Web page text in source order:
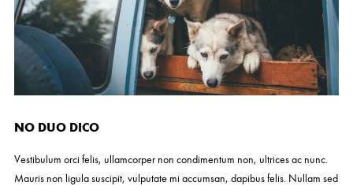
NO DUO DICO
Vestibulum orci felis, ullamcorper non condimentum non, ultrices ac nunc.
Mauris non ligula suscipit, vulputate mi accumsan, dapibus felis. Nullam sed